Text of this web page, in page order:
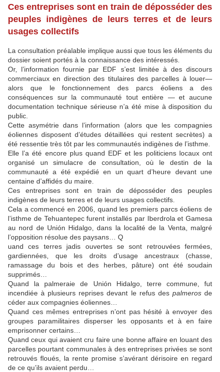
Ces entreprises sont en train de déposséder des
peuples indigènes de leurs terres et de leurs
usages collectifs
La consultation préalable implique aussi que tous les éléments du
dossier soient portés à la connaissance des intéressés.
Or, l’information fournie par EDF s’est limitée à des discours
commerciaux en direction des titulaires des parcelles à louer—
alors que le fonctionnement des parcs éoliens a des
conséquences sur la communauté tout entière — et aucune
documentation technique sérieuse n’a été mise à disposition du
public.
Cette asymétrie dans l’information (alors que les compagnies
éoliennes disposent d’études détaillées qui restent secrètes) a
été ressentie très tôt par les communautés indigènes de l’isthme.
Elle l’a été encore plus quand EDF et les politiciens locaux ont
organisé un simulacre de consultation, où le destin de la
communauté a été expédié en un quart d’heure devant une
centaine d’affidés du maire.
Ces entreprises sont en train de déposséder des peuples
indigènes de leurs terres et de leurs usages collectifs.
Cela a commencé en 2006, quand les premiers parcs éoliens de
l’isthme de Tehuantepec furent installés par Iberdrola et Gamesa
au nord de Unión Hidalgo, dans la localité de la Venta, malgré
l’opposition résolue des paysans… Q
uand ces terres jadis ouvertes se sont retrouvées fermées,
gardiennées, que les droits d’usage ancestraux (chasse,
ramassage du bois et des herbes, pâture) ont été soudain
supprimés…
Quand la palmeraie de Unión Hidalgo, terre commune, fut
incendiée à plusieurs reprises devant le refus des palmerosde
céder aux compagnies éoliennes…
Quand ces mêmes entreprises n’ont pas hésité à envoyer des
groupes paramilitaires disperser les opposants et à en faire
emprisonner certains…
Quand ceux qui avaient cru faire une bonne affaire en louant des
parcelles pourtant communales à des entreprises privées se sont
retrouvés floués, la rente promise s’avérant dérisoire en regard
de ce qu’ils avaient perdu…